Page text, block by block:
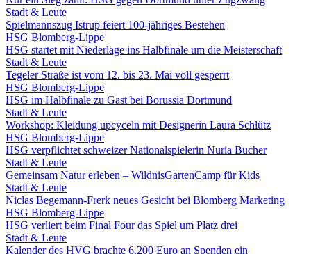
Stadt & Leute
Spielmannszug Istrup feiert 100-jähriges Bestehen
HSG Blomberg-Lippe
HSG startet mit Niederlage ins Halbfinale um die Meisterschaft
Stadt & Leute
Tegeler Straße ist vom 12. bis 23. Mai voll gesperrt
HSG Blomberg-Lippe
HSG im Halbfinale zu Gast bei Borussia Dortmund
Stadt & Leute
Workshop: Kleidung upcyceln mit Designerin Laura Schlütz
HSG Blomberg-Lippe
HSG verpflichtet schweizer Nationalspielerin Nuria Bucher
Stadt & Leute
Gemeinsam Natur erleben – WildnisGartenCamp für Kids
Stadt & Leute
Niclas Begemann-Frerk neues Gesicht bei Blomberg Marketing
HSG Blomberg-Lippe
HSG verliert beim Final Four das Spiel um Platz drei
Stadt & Leute
Kalender des HVG brachte 6.200 Euro an Spenden ein